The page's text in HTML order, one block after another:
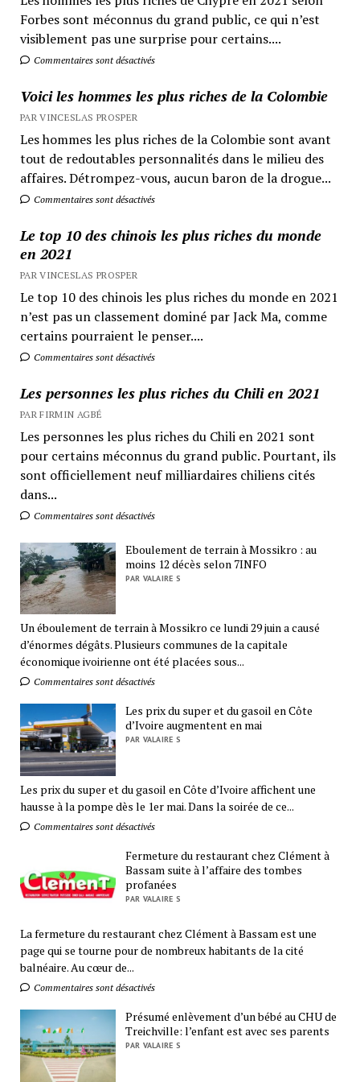
Forbes sont méconnus du grand public, ce qui n’est
visiblement pas une surprise pour certains....
Commentaires sont désactivés
Voici les hommes les plus riches de la Colombie
PAR VINCESLAS PROSPER
Les hommes les plus riches de la Colombie sont avant
tout de redoutables personnalités dans le milieu des
affaires. Détrompez-vous, aucun baron de la drogue...
Commentaires sont désactivés
Le top 10 des chinois les plus riches du monde
en 2021
PAR VINCESLAS PROSPER
Le top 10 des chinois les plus riches du monde en 2021
n’est pas un classement dominé par Jack Ma, comme
certains pourraient le penser....
Commentaires sont désactivés
Les personnes les plus riches du Chili en 2021
PAR FIRMIN AGBÉ
Les personnes les plus riches du Chili en 2021 sont
pour certains méconnus du grand public. Pourtant, ils
sont officiellement neuf milliardaires chiliens cités
dans...
Commentaires sont désactivés
Eboulement de terrain à Mossikro : au
moins 12 décès selon 7INFO
PAR VALAIRE S
Un éboulement de terrain à Mossikro ce lundi 29 juin a causé
d’énormes dégâts. Plusieurs communes de la capitale
économique ivoirienne ont été placées sous...
Commentaires sont désactivés
Les prix du super et du gasoil en Côte
d’Ivoire augmentent en mai
PAR VALAIRE S
Les prix du super et du gasoil en Côte d’Ivoire affichent une
hausse à la pompe dès le 1er mai. Dans la soirée de ce...
Commentaires sont désactivés
Fermeture du restaurant chez Clément à
Bassam suite à l’affaire des tombes
profanées
PAR VALAIRE S
La fermeture du restaurant chez Clément à Bassam est une
page qui se tourne pour de nombreux habitants de la cité
balnéaire. Au cœur de...
Commentaires sont désactivés
Présumé enlèvement d’un bébé au CHU de
Treichville: l’enfant est avec ses parents
PAR VALAIRE S